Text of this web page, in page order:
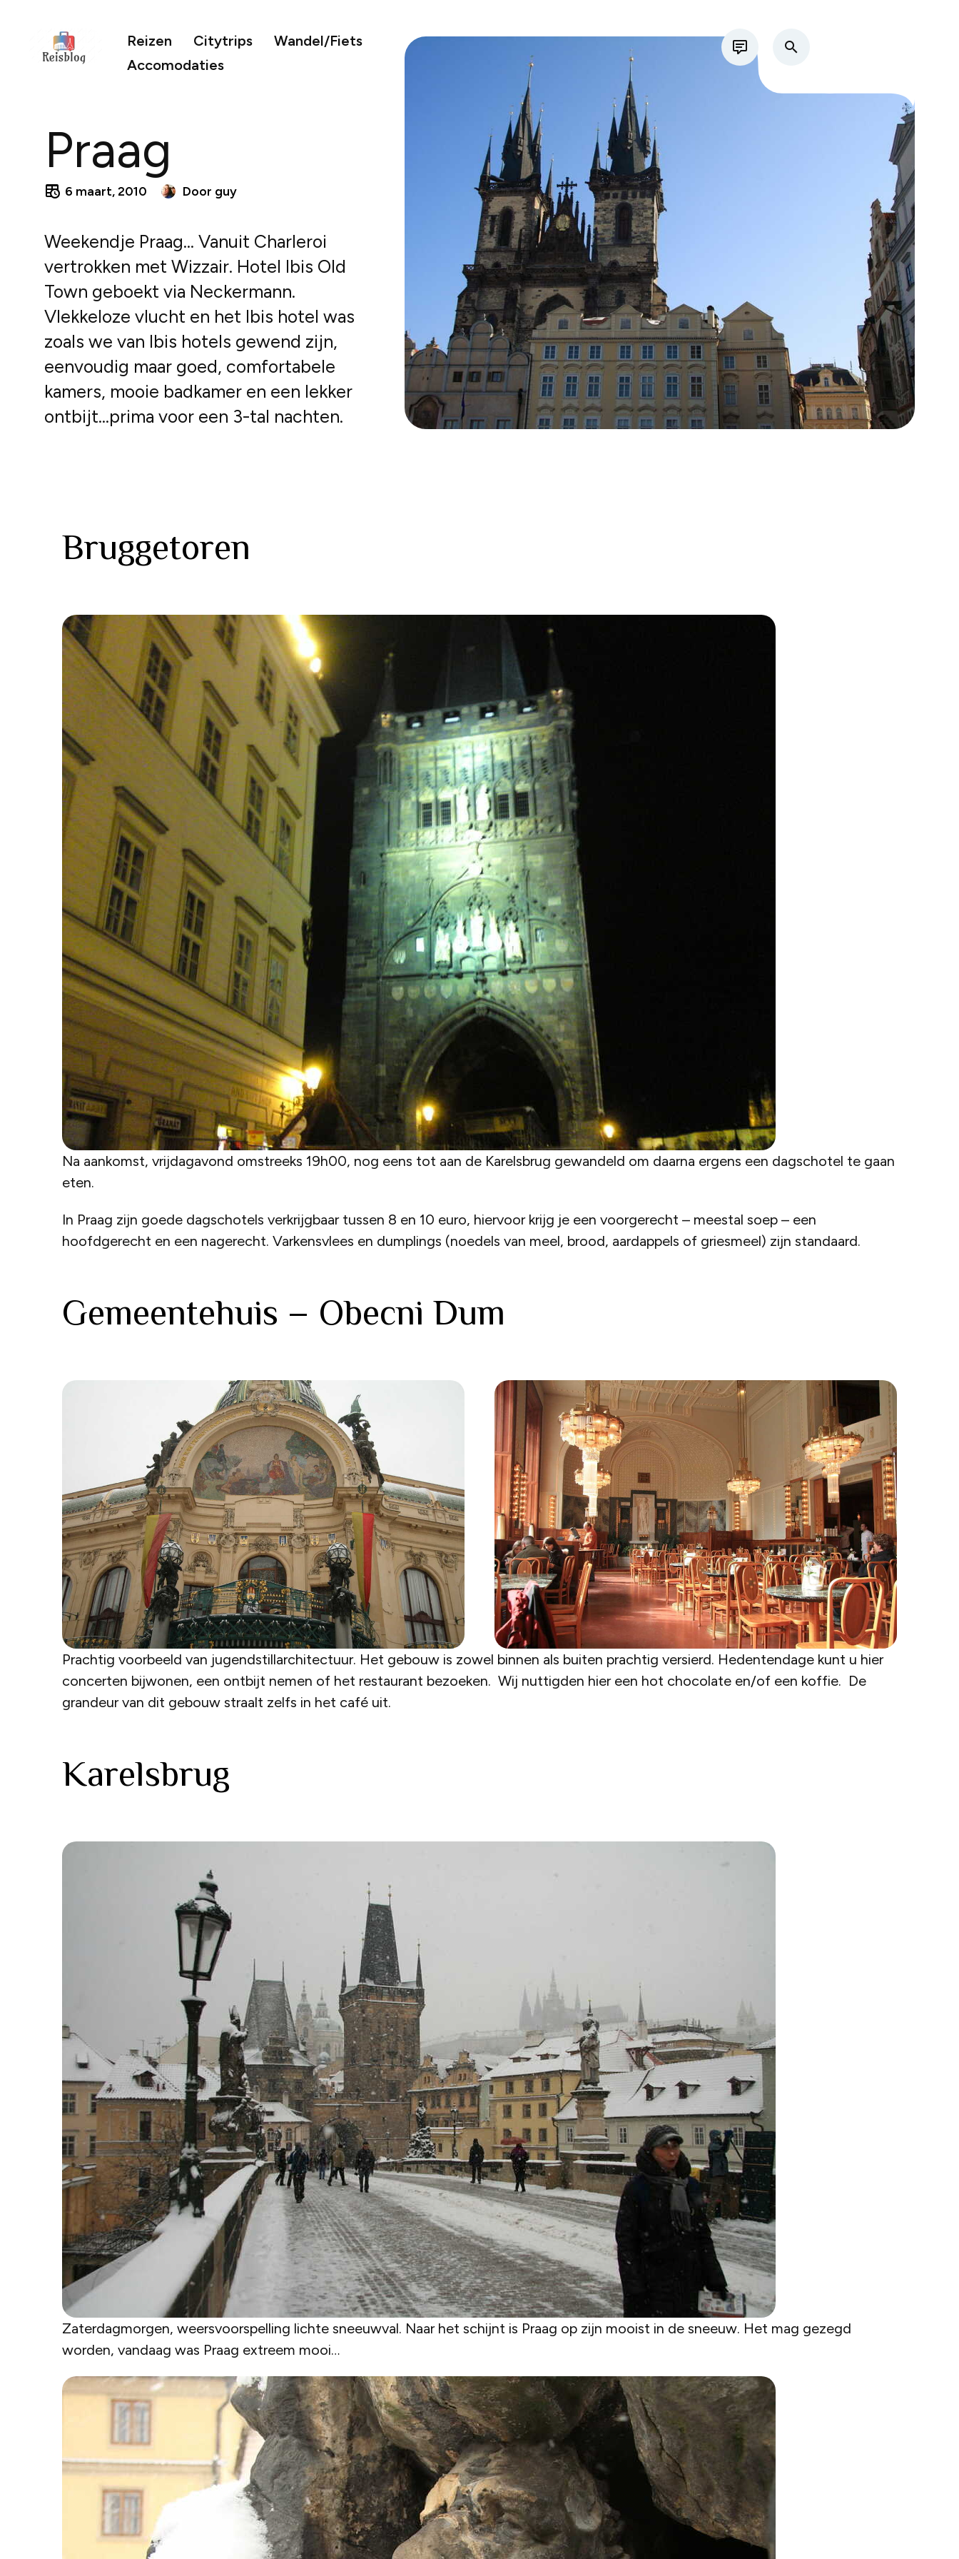
Reizen Citytrips
Wandel/Fiets
Accomodaties
Praag
6 maart, 2010 Door guy
Weekendje Praag… Vanuit Charleroi
vertrokken met Wizzair. Hotel Ibis Old
Town geboekt via Neckermann.
Vlekkeloze vlucht en het Ibis hotel was
zoals we van Ibis hotels gewend zijn,
eenvoudig maar goed, comfortabele
kamers, mooie badkamer en een lekker
ontbijt…prima voor een 3-tal nachten.
Bruggetoren
Na aankomst, vrijdagavond omstreeks 19h00, nog eens tot aan de Karelsbrug gewandeld om daarna ergens een dagschotel te gaan
eten.
In Praag zijn goede dagschotels verkrijgbaar tussen 8 en 10 euro, hiervoor krijg je een voorgerecht – meestal soep – een
hoofdgerecht en een nagerecht. Varkensvlees en dumplings (noedels van meel, brood, aardappels of griesmeel) zijn standaard.
Gemeentehuis – Obecni Dum
Prachtig voorbeeld van jugendstillarchitectuur. Het gebouw is zowel binnen als buiten prachtig versierd. Hedentendage kunt u hier
concerten bijwonen, een ontbijt nemen of het restaurant bezoeken. Wij nuttigden hier een hot chocolate en/of een koffie. De
grandeur van dit gebouw straalt zelfs in het café uit.
Karelsbrug
Zaterdagmorgen, weersvoorspelling lichte sneeuwval. Naar het schijnt is Praag op zijn mooist in de sneeuw. Het mag gezegd
worden, vandaag was Praag extreem mooi…